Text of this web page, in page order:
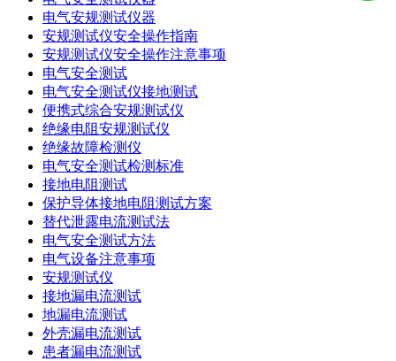
电气安规测试仪器
安规测试仪安全操作指南
安规测试仪安全操作注意事项
电气安全测试
电气安全测试仪接地测试
便携式综合安规测试仪
绝缘电阻安规测试仪
绝缘故障检测仪
电气安全测试检测标准
接地电阻测试
保护导体接地电阻测试方案
替代泄露电流测试法
电气安全测试方法
电气设备注意事项
安规测试仪
接地漏电流测试
地漏电流测试
外壳漏电流测试
患者漏电流测试